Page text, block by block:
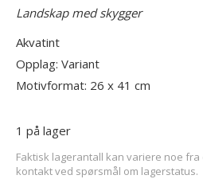
Landskap med skygger
Akvatint
Opplag: Variant
Motivformat: 26 x 41 cm
1 på lager
Faktisk lagerantall kan variere noe fra
kontakt ved spørsmål om lagerstatus.